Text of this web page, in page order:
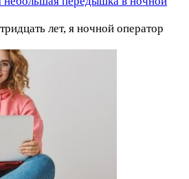
лет, я ночной оператор